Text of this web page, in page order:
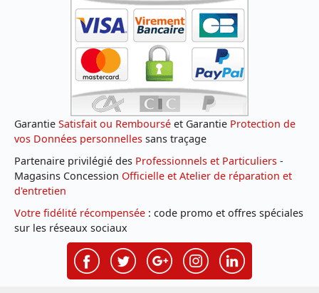
Garantie Satisfait ou Remboursé et Garantie Protection de
vos Données personnelles sans traçage
Partenaire privilégié des Professionnels et Particuliers -
Magasins Concession Officielle et Atelier de réparation et
d'entretien
Votre fidélité récompensée : code promo et offres spéciales
sur les réseaux sociaux